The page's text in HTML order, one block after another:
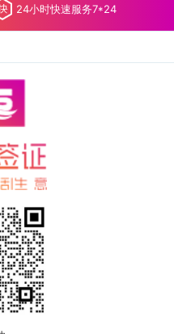
24小时快速服务7*24